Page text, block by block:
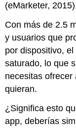
(eMarketer,
Con más de 2.5
y usuarios que
por dispositivo,
saturado, lo que
necesitas
quieran.
¿Significa esto
app, deberías